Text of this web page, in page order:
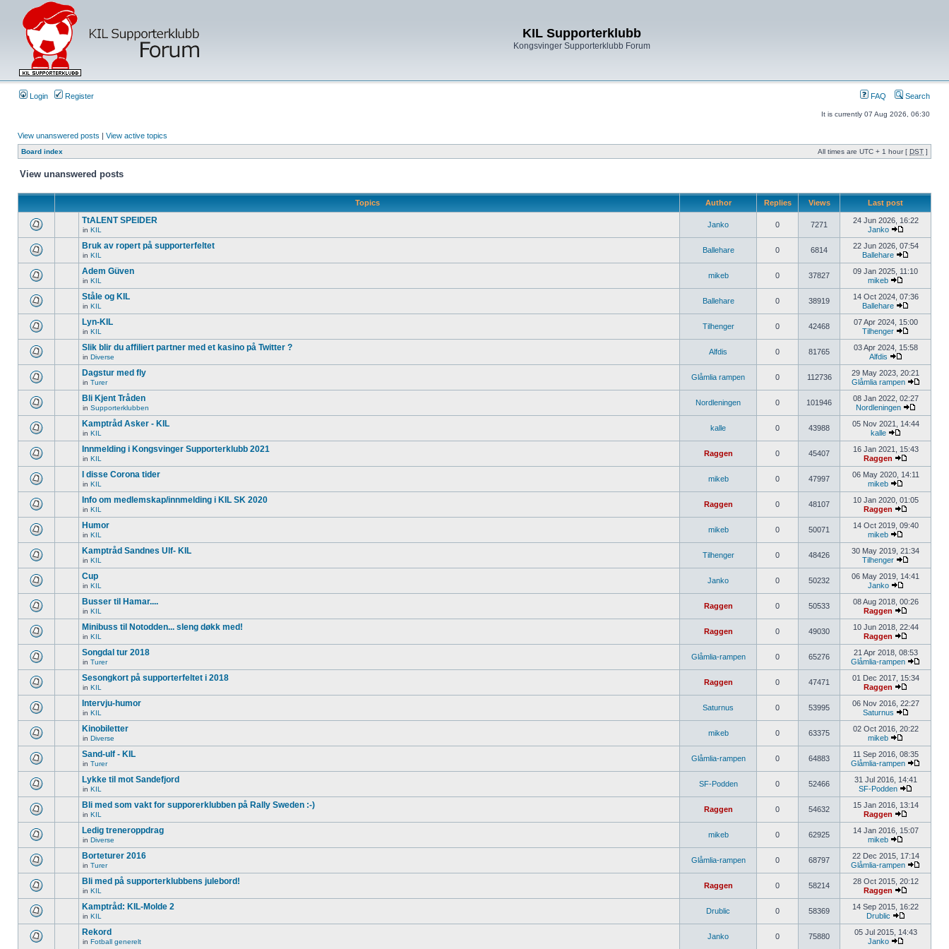
KIL Supporterklubb
Kongsvinger Supporterklubb Forum
Login Register FAQ Search
It is currently 07 Aug 2026, 06:30
View unanswered posts | View active topics
Board index All times are UTC + 1 hour [ DST ]
View unanswered posts
Topics Author Replies Views Last post
TtALENT SPEIDER
in KIL
Janko 0 7271
24 Jun 2026, 16:22
Janko
Bruk av ropert på supporterfeltet
in KIL
Ballehare 0 6814
22 Jun 2026, 07:54
Ballehare
Adem Güven
in KIL
mikeb 0 37827
09 Jan 2025, 11:10
mikeb
Ståle og KIL
in KIL
Ballehare 0 38919
14 Oct 2024, 07:36
Ballehare
Lyn-KIL
in KIL
Tilhenger 0 42468
07 Apr 2024, 15:00
Tilhenger
Slik blir du affiliert partner med et kasino på Twitter ?
in Diverse
Alfdis 0 81765
03 Apr 2024, 15:58
Alfdis
Dagstur med fly
in Turer
Glåmlia rampen 0 112736
29 May 2023, 20:21
Glåmlia rampen
Bli Kjent Tråden
in Supporterklubben
Nordleningen 0 101946
08 Jan 2022, 02:27
Nordleningen
Kamptråd Asker - KIL
in KIL
kalle 0 43988
05 Nov 2021, 14:44
kalle
Innmelding i Kongsvinger Supporterklubb 2021
in KIL
Raggen 0 45407
16 Jan 2021, 15:43
Raggen
I disse Corona tider
in KIL
mikeb 0 47997
06 May 2020, 14:11
mikeb
Info om medlemskap/innmelding i KIL SK 2020
in KIL
Raggen 0 48107
10 Jan 2020, 01:05
Raggen
Humor
in KIL
mikeb 0 50071
14 Oct 2019, 09:40
mikeb
Kamptråd Sandnes Ulf- KIL
in KIL
Tilhenger 0 48426
30 May 2019, 21:34
Tilhenger
Cup
in KIL
Janko 0 50232
06 May 2019, 14:41
Janko
Busser til Hamar....
in KIL
Raggen 0 50533
08 Aug 2018, 00:26
Raggen
Minibuss til Notodden... sleng døkk med!
in KIL
Raggen 0 49030
10 Jun 2018, 22:44
Raggen
Songdal tur 2018
in Turer
Glåmlia-rampen 0 65276
21 Apr 2018, 08:53
Glåmlia-rampen
Sesongkort på supporterfeltet i 2018
in KIL
Raggen 0 47471
01 Dec 2017, 15:34
Raggen
Intervju-humor
in KIL
Saturnus 0 53995
06 Nov 2016, 22:27
Saturnus
Kinobiletter
in Diverse
mikeb 0 63375
02 Oct 2016, 20:22
mikeb
Sand-ulf - KIL
in Turer
Glåmlia-rampen 0 64883
11 Sep 2016, 08:35
Glåmlia-rampen
Lykke til mot Sandefjord
in KIL
SF-Podden 0 52466
31 Jul 2016, 14:41
SF-Podden
Bli med som vakt for supporerklubben på Rally Sweden :-)
in KIL
Raggen 0 54632
15 Jan 2016, 13:14
Raggen
Ledig treneroppdrag
in Diverse
mikeb 0 62925
14 Jan 2016, 15:07
mikeb
Borteturer 2016
in Turer
Glåmlia-rampen 0 68797
22 Dec 2015, 17:14
Glåmlia-rampen
Bli med på supporterklubbens julebord!
in KIL
Raggen 0 58214
28 Oct 2015, 20:12
Raggen
Kamptråd: KIL-Molde 2
in KIL
Drublic 0 58369
14 Sep 2015, 16:22
Drublic
Rekord
in Fotball generelt
Janko 0 75880
05 Jul 2015, 14:43
Janko